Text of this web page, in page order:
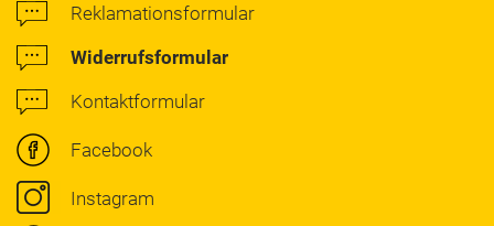
Reklamationsformular
Widerrufsformular
Kontaktformular
Facebook
Instagram